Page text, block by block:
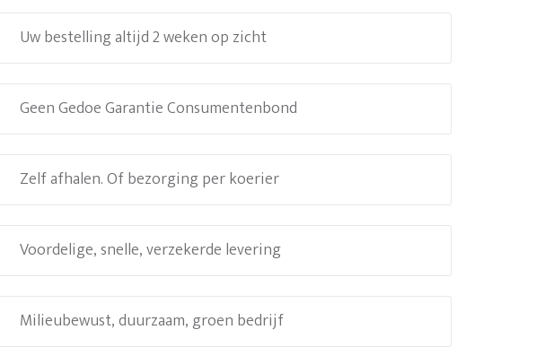
Uw bestelling altijd 2 weken op zicht
Geen Gedoe Garantie Consumentenbond
Zelf afhalen. Of bezorging per koerier
Voordelige, snelle, verzekerde levering
Milieubewust, duurzaam, groen bedrijf